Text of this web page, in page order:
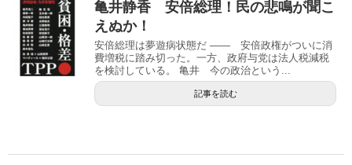
亀井静香 安倍総理！民の悲鳴が聞こ
えぬか！
安倍総理は夢遊病状態だ ―― 安倍政権がついに消
費増税に踏み切った。一方、政府与党は法人税減税
を検討している。 亀井 今の政治という...
記事を読む